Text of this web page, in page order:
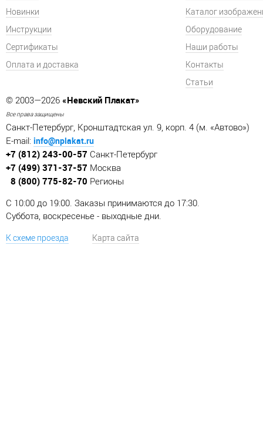
Новинки
Инструкции
Сертификаты
Оплата и доставка
Каталог
Оборудование
Наши работы
Контакты
Статьи
© 2003—2026 «Невский Плакат»
Все права защищены
Санкт-Петербург, Кронштадтская ул. 9, корп. 4 (м. «Автово»)
E-mail: info@nplakat.ru
+7 (812) 243-00-57 Санкт-Петербург
+7 (499) 371-37-57 Москва
8 (800) 775-82-70 Регионы
C 10:00 до 19:00. Заказы принимаются до 17:30.
Суббота, воскресенье - выходные дни.
К схеме проезда Карта сайта